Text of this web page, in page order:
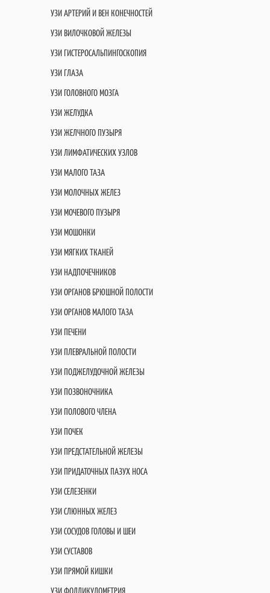
УЗИ АРТЕРИЙ И ВЕН КОНЕЧНОСТЕЙ
УЗИ ВИЛОЧКОВОЙ ЖЕЛЕЗЫ
УЗИ ГИСТЕРОСАЛЬПИНГОСКОПИЯ
УЗИ ГЛАЗА
УЗИ ГОЛОВНОГО МОЗГА
УЗИ ЖЕЛУДКА
УЗИ ЖЕЛЧНОГО ПУЗЫРЯ
УЗИ ЛИМФАТИЧЕСКИХ УЗЛОВ
УЗИ МАЛОГО ТАЗА
УЗИ МОЛОЧНЫХ ЖЕЛЕЗ
УЗИ МОЧЕВОГО ПУЗЫРЯ
УЗИ МОШОНКИ
УЗИ МЯГКИХ ТКАНЕЙ
УЗИ НАДПОЧЕЧНИКОВ
УЗИ ОРГАНОВ БРЮШНОЙ ПОЛОСТИ
УЗИ ОРГАНОВ МАЛОГО ТАЗА
УЗИ ПЕЧЕНИ
УЗИ ПЛЕВРАЛЬНОЙ ПОЛОСТИ
УЗИ ПОДЖЕЛУДОЧНОЙ ЖЕЛЕЗЫ
УЗИ ПОЗВОНОЧНИКА
УЗИ ПОЛОВОГО ЧЛЕНА
УЗИ ПОЧЕК
УЗИ ПРЕДСТАТЕЛЬНОЙ ЖЕЛЕЗЫ
УЗИ ПРИДАТОЧНЫХ ПАЗУХ НОСА
УЗИ СЕЛЕЗЕНКИ
УЗИ СЛЮННЫХ ЖЕЛЕЗ
УЗИ СОСУДОВ ГОЛОВЫ И ШЕИ
УЗИ СУСТАВОВ
УЗИ ПРЯМОЙ КИШКИ